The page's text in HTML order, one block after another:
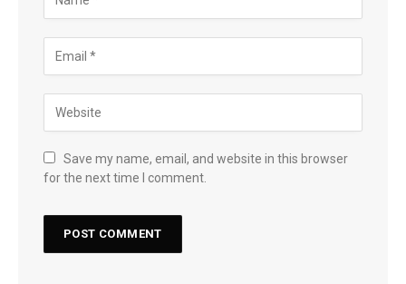
Save my name, email, and website in this browser
for the next time I comment.